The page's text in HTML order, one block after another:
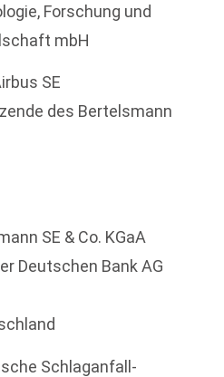
Forschung und
mbH
SE
des Bertelsmann
SE & Co. KGaA
Deutschen Bank AG
Schlaganfall-